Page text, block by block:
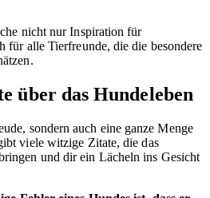
nicht nur Inspiration für
für alle Tierfreunde, die die besondere
über das Hundeleben
sondern auch eine ganze Menge
viele witzige Zitate, die das
und dir ein Lächeln ins Gesicht